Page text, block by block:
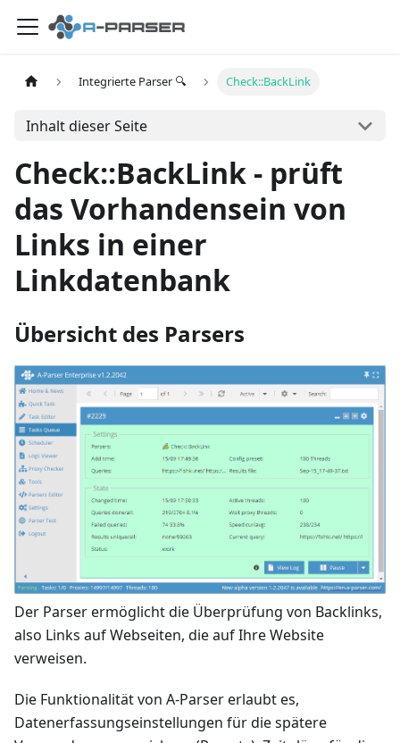
Integrierte Parser 🔍 Check::BackLink
Inhalt dieser Seite
Check::BackLink - prüft
das Vorhandensein von
Links in einer
Linkdatenbank
Übersicht des Parsers
Der Parser ermöglicht die Überprüfung von Backlinks,
also Links auf Webseiten, die auf Ihre Website
verweisen.
Die Funktionalität von A-Parser erlaubt es,
Datenerfassungseinstellungen für die spätere